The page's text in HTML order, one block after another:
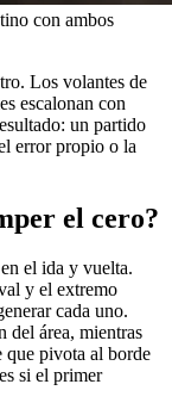
con ambos
Los volantes de
escalonan con
un partido
error propio o la
el cero?
el ida y vuelta.
y el extremo
cada uno.
del área, mientras
que pivota al borde
si el primer